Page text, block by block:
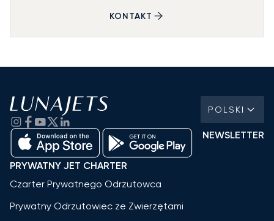
KONTAKT
POLSKI
NEWSLETTER
PRYWATNY JET CHARTER
Czarter Prywatnego Odrzutowca
Prywatny Odrzutowiec ze Zwierzętami